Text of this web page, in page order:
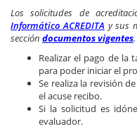
Los solicitudes de
Informático ACREDITA y sus
sección documentos vigentes.
Realizar el pago de la
para poder iniciar el
Se realiza la revisión
el acuse recibo.
Si la solicitud es
evaluador.